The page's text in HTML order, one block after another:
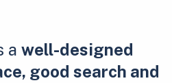
a well-designed
good search and